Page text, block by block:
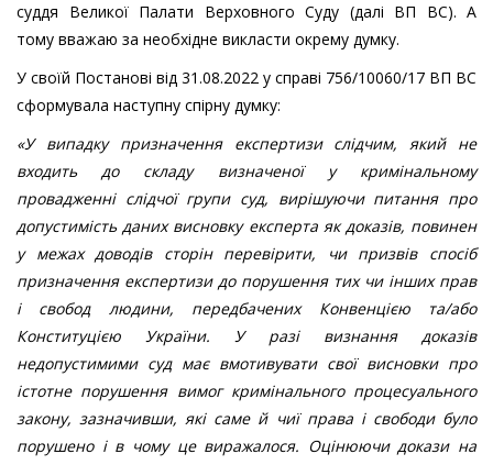
суддя Великої Палати Верховного Суду (далі ВП ВС). А
тому вважаю за необхідне викласти окрему думку.
У своїй Постанові від 31.08.2022 у справі 756/10060/17 ВП ВС
сформувала наступну спірну думку:
«У випадку призначення експертизи слідчим, який не
входить до складу визначеної у кримінальному
провадженні слідчої групи суд, вирішуючи питання про
допустимість даних висновку експерта як доказів, повинен
у межах доводів сторін перевірити, чи призвів спосіб
призначення експертизи до порушення тих чи інших прав
і свобод людини, передбачених Конвенцією та/або
Конституцією України. У разі визнання доказів
недопустимими суд має вмотивувати свої висновки про
істотне порушення вимог кримінального процесуального
закону, зазначивши, які саме й чиї права і свободи було
порушено і в чому це виражалося. Оцінюючи докази на